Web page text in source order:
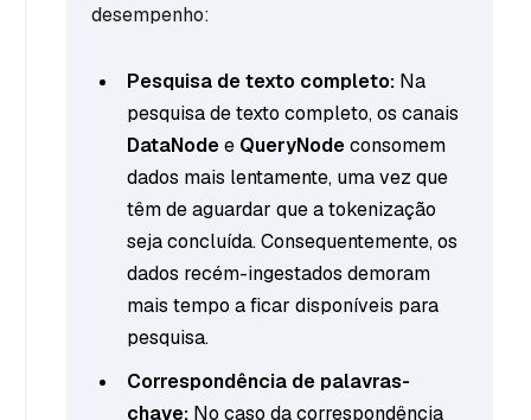
desempenho:
Pesquisa de texto completo: Na
pesquisa de texto completo, os canais
DataNodee QueryNodeconsomem
dados mais lentamente, uma vez que
têm de aguardar que a tokenização
seja concluída. Consequentemente, os
dados recém-ingestados demoram
mais tempo a ficar disponíveis para
pesquisa.
Correspondência de palavras-
chave: No caso da correspondência